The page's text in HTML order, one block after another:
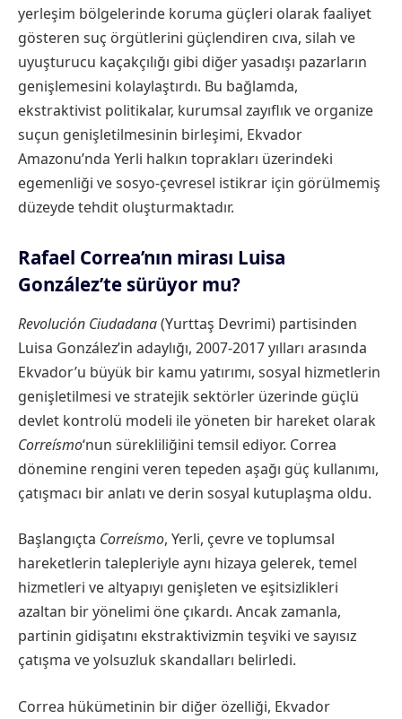
yerleşim bölgelerinde koruma güçleri olarak faaliyet
gösteren suç örgütlerini güçlendiren cıva, silah ve
uyuşturucu kaçakçılığı gibi diğer yasadışı pazarların
genişlemesini kolaylaştırdı. Bu bağlamda,
ekstraktivist politikalar, kurumsal zayıflık ve organize
suçun genişletilmesinin birleşimi, Ekvador
Amazonu’nda Yerli halkın toprakları üzerindeki
egemenliği ve sosyo-çevresel istikrar için görülmemiş
düzeyde tehdit oluşturmaktadır.
Rafael Correa’nın mirası Luisa
González’te sürüyor mu?
Revolución Ciudadana(Yurttaş Devrimi) partisinden
Luisa González’in adaylığı, 2007-2017 yılları arasında
Ekvador’u büyük bir kamu yatırımı, sosyal hizmetlerin
genişletilmesi ve stratejik sektörler üzerinde güçlü
devlet kontrolü modeli ile yöneten bir hareket olarak
Correísmo‘nun sürekliliğini temsil ediyor. Correa
dönemine rengini veren tepeden aşağı güç kullanımı,
çatışmacı bir anlatı ve derin sosyal kutuplaşma oldu.
Başlangıçta Correísmo, Yerli, çevre ve toplumsal
hareketlerin talepleriyle aynı hizaya gelerek, temel
hizmetleri ve altyapıyı genişleten ve eşitsizlikleri
azaltan bir yönelimi öne çıkardı. Ancak zamanla,
partinin gidişatını ekstraktivizmin teşviki ve sayısız
çatışma ve yolsuzluk skandalları belirledi.
Correa hükümetinin bir diğer özelliği, Ekvador